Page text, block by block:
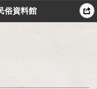
俗資料館
PC